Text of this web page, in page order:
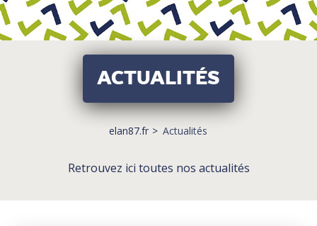
ACTUALITÉS
elan87.fr Actualités
Retrouvez ici toutes nos actualités